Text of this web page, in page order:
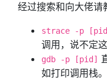
经过搜索和向大佬请
strace -p
调用，说不定
gdb -p [pid]
如打印调用栈。